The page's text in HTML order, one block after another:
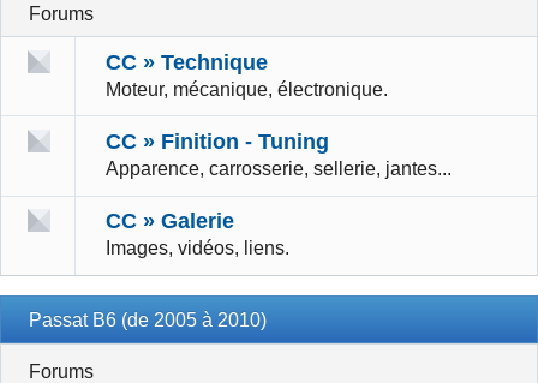
Forums
CC » Technique
Moteur, mécanique, électronique.
CC » Finition - Tuning
Apparence, carrosserie, sellerie, jantes...
CC » Galerie
Images, vidéos, liens.
Passat B6 (de 2005 à 2010)
Forums